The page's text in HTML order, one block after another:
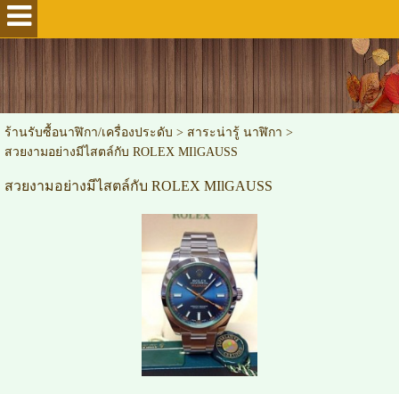
ร้านรับซื้อนาฬิกา/เครื่องประดับ > สาระน่ารู้ นาฬิกา >
สวยงามอย่างมีไสตล์กับ ROLEX MIlGAUSS
สวยงามอย่างมีไสตล์กับ ROLEX MIlGAUSS